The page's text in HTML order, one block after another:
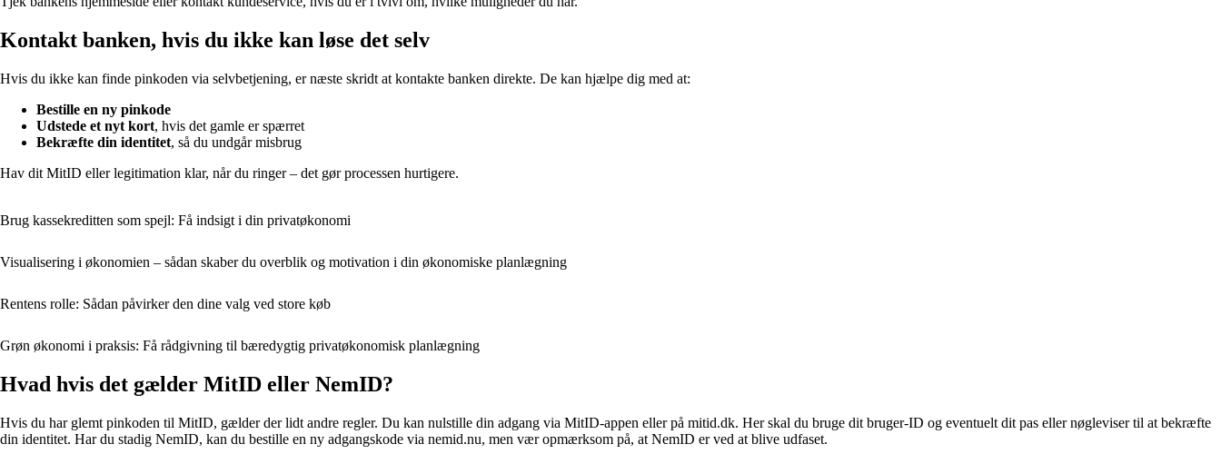
Kontakt banken, hvis du ikke kan løse det selv
Hvis du ikke kan finde pinkoden via selvbetjening, er næste skridt at kontakte banken direkte. De kan hjælpe dig med at:
Bestille en ny pinkode
Udstede et nyt kort, hvis det gamle er spærret
Bekræfte din identitet, så du undgår misbrug
Hav dit MitID eller legitimation klar, når du ringer – det gør processen hurtigere.
Brug kassekreditten som spejl: Få indsigt i din privatøkonomi
Visualisering i økonomien – sådan skaber du overblik og motivation i din økonomiske planlægning
Rentens rolle: Sådan påvirker den dine valg ved store køb
Grøn økonomi i praksis: Få rådgivning til bæredygtig privatøkonomisk planlægning
Hvad hvis det gælder MitID eller NemID?
Hvis du har glemt pinkoden til MitID, gælder der lidt andre regler. Du kan nulstille din adgang via MitID-appen eller på mitid.dk. Her skal du bruge dit bruger-ID og eventuelt dit pas eller nøgleviser til at bekræfte
din identitet. Har du stadig NemID, kan du bestille en ny adgangskode via nemid.nu, men vær opmærksom på, at NemID er ved at blive udfaset.